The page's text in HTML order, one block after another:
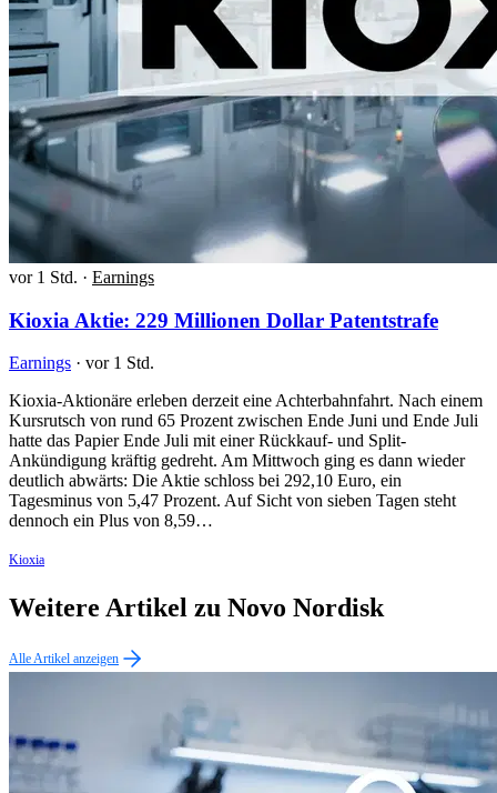
vor 1 Std. · Earnings
Kioxia Aktie: 229 Millionen Dollar Patentstrafe
Earnings · vor 1 Std.
Kioxia-Aktionäre erleben derzeit eine Achterbahnfahrt. Nach einem
Kursrutsch von rund 65 Prozent zwischen Ende Juni und Ende Juli
hatte das Papier Ende Juli mit einer Rückkauf- und Split-
Ankündigung kräftig gedreht. Am Mittwoch ging es dann wieder
deutlich abwärts: Die Aktie schloss bei 292,10 Euro, ein
Tagesminus von 5,47 Prozent. Auf Sicht von sieben Tagen steht
dennoch ein Plus von 8,59…
Kioxia
Weitere Artikel zu Novo Nordisk
Alle Artikel anzeigen